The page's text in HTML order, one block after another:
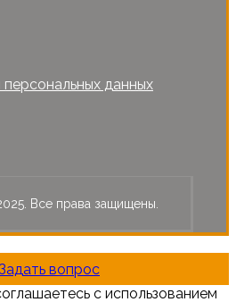
данных
Все права защищены.
Задать вопрос
с использованием